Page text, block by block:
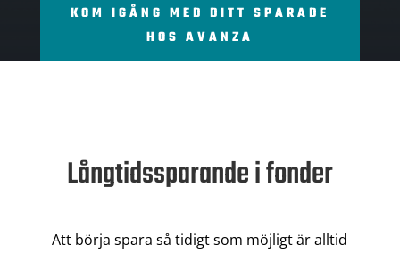
KOM IGÅNG MED DITT SPARADE
HOS AVANZA
Långtidssparande i fonder
Att börja spara så tidigt som möjligt är alltid